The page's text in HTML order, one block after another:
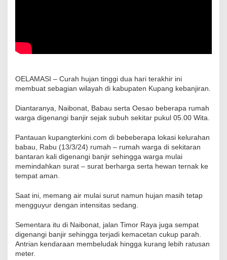
OELAMASI – Curah hujan tinggi dua hari terakhir ini
membuat sebagian wilayah di kabupaten Kupang kebanjiran.
Diantaranya, Naibonat, Babau serta Oesao beberapa rumah
warga digenangi banjir sejak subuh sekitar pukul 05.00 Wita.
Pantauan kupangterkini.com di bebeberapa lokasi kelurahan
babau, Rabu (13/3/24) rumah – rumah warga di sekitaran
bantaran kali digenangi banjir sehingga warga mulai
memindahkan surat – surat berharga serta hewan ternak ke
tempat aman.
Saat ini, memang air mulai surut namun hujan masih tetap
mengguyur dengan intensitas sedang.
Sementara itu di Naibonat, jalan Timor Raya juga sempat
digenangi banjir sehingga terjadi kemacetan cukup parah.
Antrian kendaraan membeludak hingga kurang lebih ratusan
meter.